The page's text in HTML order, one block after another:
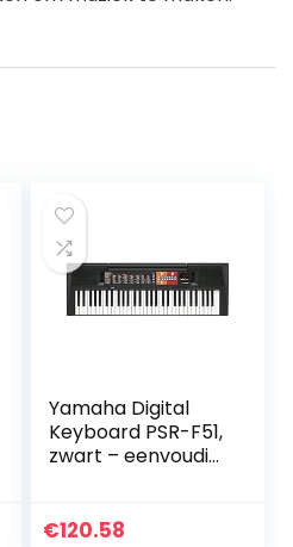
Yamaha Digital
Keyboard PSR-F51,
zwart – eenvoudig
instrument voor
€120.58